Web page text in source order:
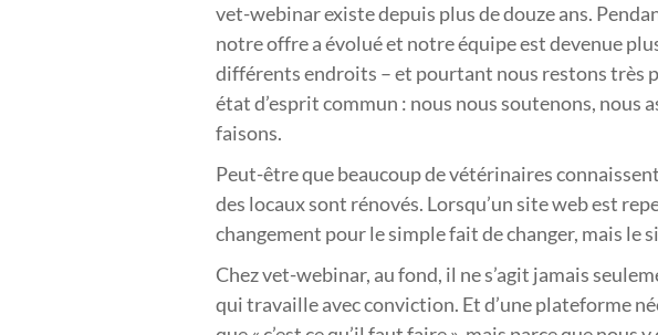
vet-webinar existe depuis plus de douze ans.
notre offre a évolué et notre équipe est devenue
différents endroits – et pourtant nous restons très
état d’esprit commun : nous nous soutenons, nous
faisons.
Peut-être que beaucoup de vétérinaires
des locaux sont rénovés. Lorsqu’un site web est
changement pour le simple fait de changer, mais le
Chez vet-webinar, au fond, il ne s’agit jamais
qui travaille avec conviction. Et d’une plateforme